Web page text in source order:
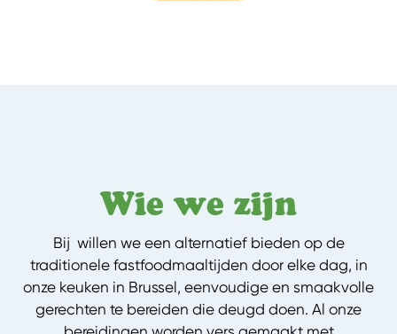
Wie we zijn
Bij willen we een alternatief bieden op de
traditionele fastfoodmaaltijden door elke dag, in
onze keuken in Brussel, eenvoudige en smaakvolle
gerechten te bereiden die deugd doen. Al onze